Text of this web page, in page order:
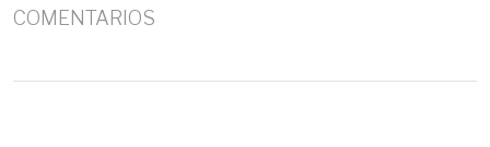
COMENTARIOS